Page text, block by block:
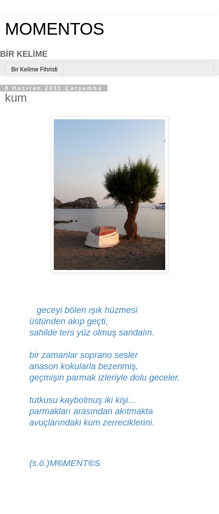
MOMENTOS
BİR KELİME
Bir Kelime Fihristi
8 Haziran 2011 Çarşamba
kum
geceyi bölen ışık hüzmesi
üstünden akıp geçti,
sahilde ters yüz olmuş sandalın.
bir zamanlar soprano sesler
anason kokularla bezenmiş,
geçmişin parmak izleriyle dolu geceler.
tutkusu kaybolmuş iki kişi...
parmakları arasından akıtmakta
avuçlarındaki kum zerreciklerini.
(s.ö.)M©MENT©S